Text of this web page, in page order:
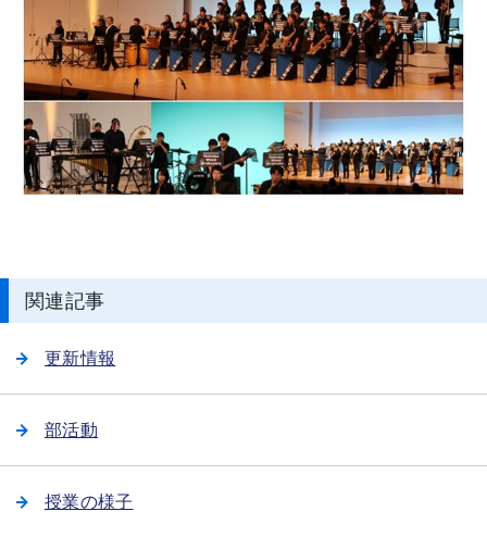
関連記事
更新情報
部活動
授業の様子